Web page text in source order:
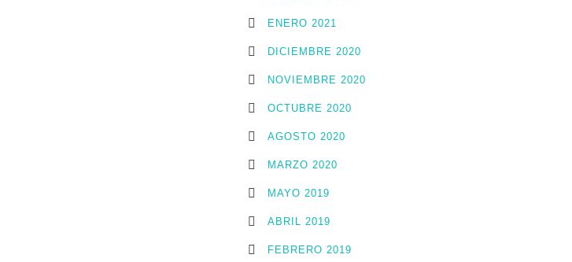
ENERO 2021
DICIEMBRE 2020
NOVIEMBRE 2020
OCTUBRE 2020
AGOSTO 2020
MARZO 2020
MAYO 2019
ABRIL 2019
FEBRERO 2019